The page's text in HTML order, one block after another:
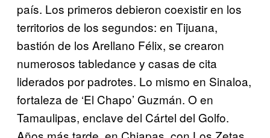
país. Los primeros debieron coexistir en los
territorios de los segundos: en Tijuana,
bastión de los Arellano Félix, se crearon
numerosos tabledance y casas de cita
liderados por padrotes. Lo mismo en Sinaloa,
fortaleza de ‘El Chapo’ Guzmán. O en
Tamaulipas, enclave del Cártel del Golfo.